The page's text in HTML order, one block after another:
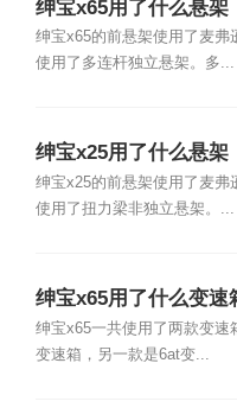
绅宝x65用了什么悬架
绅宝x65的前悬架使用了麦弗
使用了多连杆独立悬架。多...
绅宝x25用了什么悬架
绅宝x25的前悬架使用了麦弗
使用了扭力梁非独立悬架。...
绅宝x65用了什么变速
绅宝x65一共使用了两款变速
变速箱，另一款是6at变...